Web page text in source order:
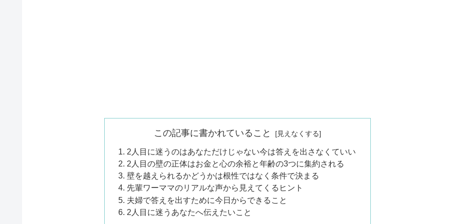
この記事に書かれていること
2人目に迷うのはあなただけじゃない今は答えを出さなくていい
2人目の壁の正体はお金と心の余裕と年齢の3つに集約される
壁を越えられるかどうかは根性ではなく条件で決まる
先輩ワーママのリアルな声から見えてくるヒント
夫婦で答えを出すために今日からできること
2人目に迷うあなたへ伝えたいこと